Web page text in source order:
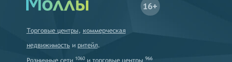
16+
Торговые центры, коммерческая
недвижимость и ритейл.
1060 966